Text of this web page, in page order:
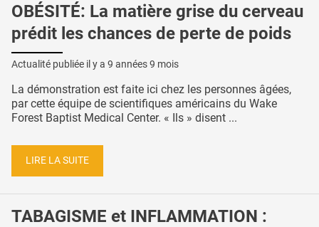
OBÉSITÉ: La matière grise du cerveau
prédit les chances de perte de poids
Actualité publiée il y a 9 années 9 mois
La démonstration est faite ici chez les personnes âgées,
par cette équipe de scientifiques américains du Wake
Forest Baptist Medical Center. « Ils » disent ...
LIRE LA SUITE
TABAGISME et INFLAMMATION :